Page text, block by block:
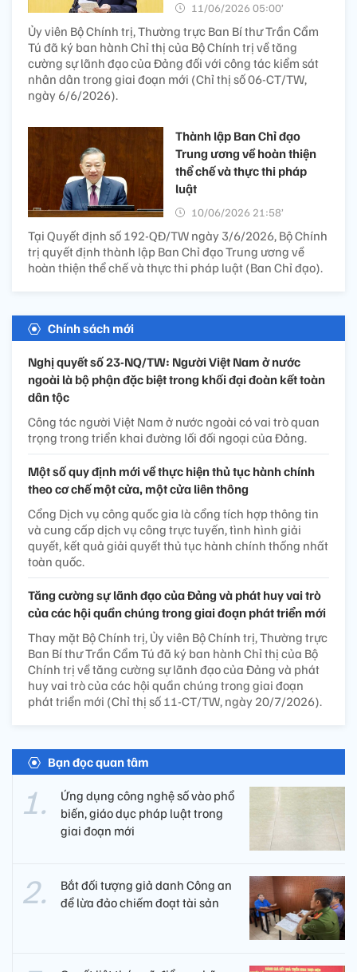
11/06/2026 05:00’
Ủy viên Bộ Chính trị, Thường trực Ban Bí thư Trần Cẩm
Tú đã ký ban hành Chỉ thị của Bộ Chính trị về tăng
cường sự lãnh đạo của Đảng đối với công tác kiểm sát
nhân dân trong giai đoạn mới (Chỉ thị số 06-CT/TW,
ngày 6/6/2026).
Thành lập Ban Chỉ đạo
Trung ương về hoàn thiện
thể chế và thực thi pháp
luật
10/06/2026 21:58’
Tại Quyết định số 192-QĐ/TW ngày 3/6/2026, Bộ Chính
trị quyết định thành lập Ban Chỉ đạo Trung ương về
hoàn thiện thể chế và thực thi pháp luật (Ban Chỉ đạo).
Chính sách mới
Nghị quyết số 23-NQ/TW: Người Việt Nam ở nước
ngoài là bộ phận đặc biệt trong khối đại đoàn kết toàn
dân tộc
Công tác người Việt Nam ở nước ngoài có vai trò quan
trọng trong triển khai đường lối đối ngoại của Đảng.
Một số quy định mới về thực hiện thủ tục hành chính
theo cơ chế một cửa, một cửa liên thông
Cổng Dịch vụ công quốc gia là cổng tích hợp thông tin
và cung cấp dịch vụ công trực tuyến, tình hình giải
quyết, kết quả giải quyết thủ tục hành chính thống nhất
toàn quốc.
Tăng cường sự lãnh đạo của Đảng và phát huy vai trò
của các hội quần chúng trong giai đoạn phát triển mới
Thay mặt Bộ Chính trị, Ủy viên Bộ Chính trị, Thường trực
Ban Bí thư Trần Cẩm Tú đã ký ban hành Chỉ thị của Bộ
Chính trị về tăng cường sự lãnh đạo của Đảng và phát
huy vai trò của các hội quần chúng trong giai đoạn
phát triển mới (Chỉ thị số 11-CT/TW, ngày 20/7/2026).
Bạn đọc quan tâm
Ứng dụng công nghệ số vào phổ
biến, giáo dục pháp luật trong
giai đoạn mới
Bắt đối tượng giả danh Công an
để lừa đảo chiếm đoạt tài sản